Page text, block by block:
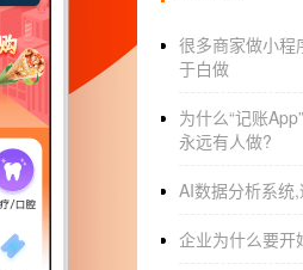
2、为数不多
有哪些功能，各
3、传统的需
5、发布上线
很多商家做小程
于白做
为什么“记账
永远有人做?
AI数据分析系统
企业为什么要开